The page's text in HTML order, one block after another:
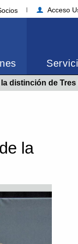
Acceso
en los premios Joyas de la Charcutería
la